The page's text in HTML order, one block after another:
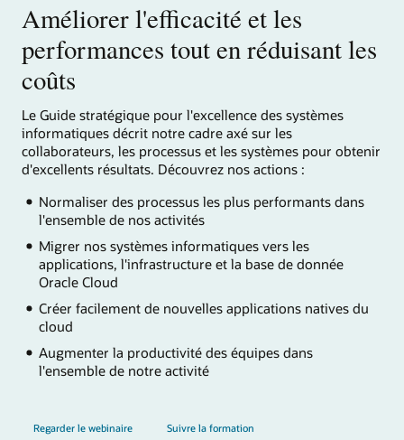
Améliorer l'efficacité et les
performances tout en réduisant les
coûts
Le Guide stratégique pour l'excellence des systèmes
informatiques décrit notre cadre axé sur les
collaborateurs, les processus et les systèmes pour obtenir
d'excellents résultats. Découvrez nos actions :
Normaliser des processus les plus performants dans
l'ensemble de nos activités
Migrer nos systèmes informatiques vers les
applications, l'infrastructure et la base de donnée
Oracle Cloud
Créer facilement de nouvelles applications natives du
cloud
Augmenter la productivité des équipes dans
l'ensemble de notre activité
Regarder le webinaire Suivre la formation